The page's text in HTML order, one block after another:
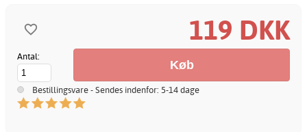
119 DKK
Antal:
Bestillingsvare - Sendes indenfor: 5-14 dage